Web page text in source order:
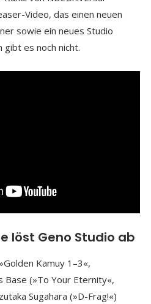
Video, das einen neuen
sowie ein neues Studio
gibt es noch nicht.
löst Geno Studio ab
Kamuy 1–3«,
Base (»To Your Eternity«,
Sugahara (»D-Frag!«)